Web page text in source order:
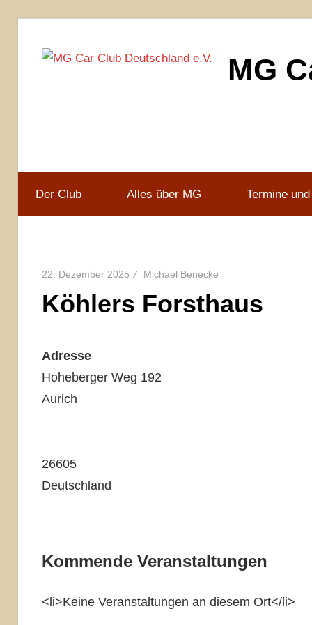
Inhalt
MG
Der Club Alles über MG Termine
22. Dezember 2025 Michael Benecke
Köhlers Forsthaus
Adresse
Hoheberger Weg 192
Aurich
26605
Deutschland
Kommende Veranstaltungen
<li>Keine Veranstaltungen an diesem Ort</li>